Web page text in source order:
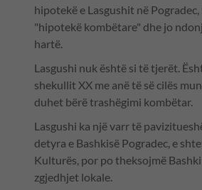
hipotekë e Lasgushit në
"hipotekë kombëtare" dhe jo
hartë.
Lasgushi nuk është si të tjerët.
shekullit XX me anë të së cilës
duhet bërë trashëgimi kombëtar.
Lasgushi ka një varr të
detyra e Bashkisë Pogradec, e
Kulturës, por po theksojmë
zgjedhjet lokale.